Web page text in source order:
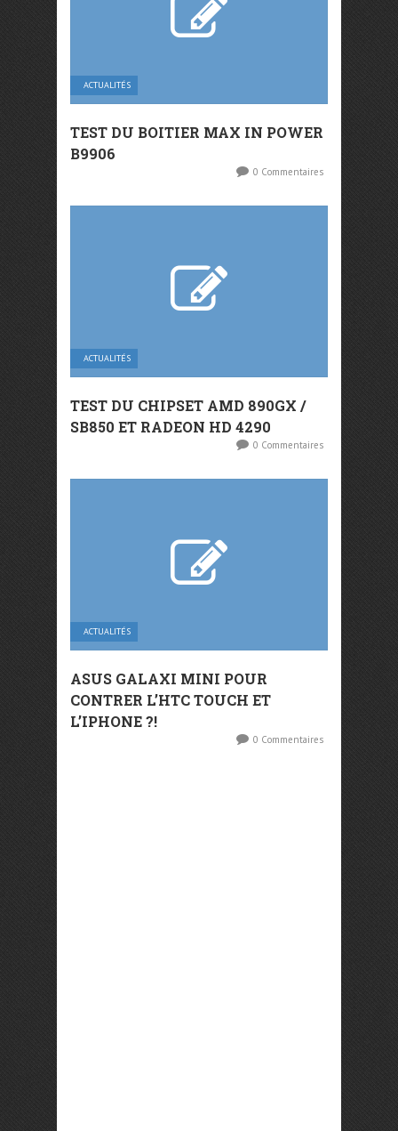
ACTUALITÉS
TEST DU BOITIER MAX IN POWER
B9906
0 Commentaires
ACTUALITÉS
TEST DU CHIPSET AMD 890GX /
SB850 ET RADEON HD 4290
0 Commentaires
ACTUALITÉS
ASUS GALAXI MINI POUR
CONTRER L’HTC TOUCH ET
L’IPHONE ?!
0 Commentaires